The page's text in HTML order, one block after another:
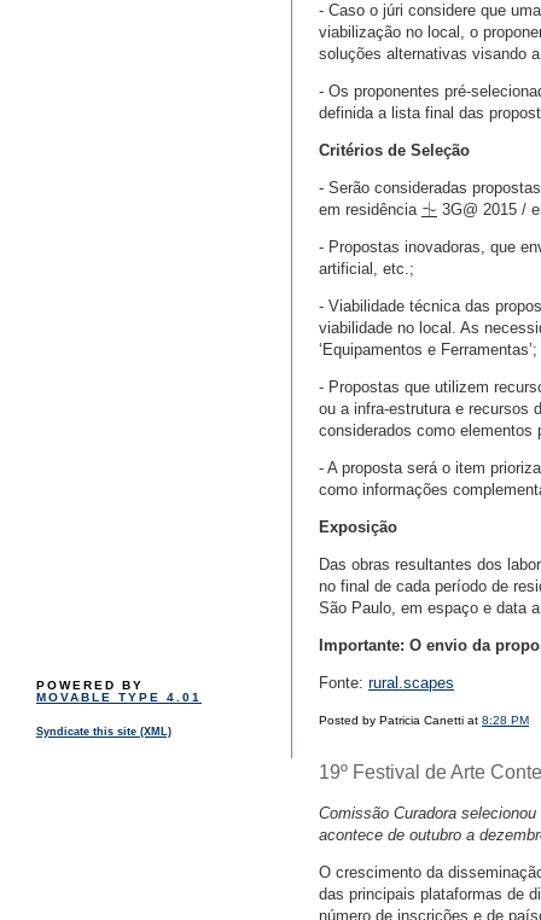
POWERED BY
MOVABLE TYPE 4.01
Syndicate this site (XML)
- Caso o júri considere que
viabilização no local, o
soluções alternativas visando
- Os proponentes pré-
definida a lista final das
Critérios de Seleção
- Serão consideradas
em residência ⏈ 3G@ 2015 /
- Propostas inovadoras, que
artificial, etc.;
- Viabilidade técnica das
viabilidade no local. As
‘Equipamentos e Ferramentas’;
- Propostas que utilizem
ou a infra-estrutura e recursos
considerados como elementos
- A proposta será o item
como informações
Exposição
Das obras resultantes dos
no final de cada período de
São Paulo, em espaço e data
Importante: O envio da
Fonte: rural.scapes
Posted by Patricia Canetti at 8:28 PM
19º Festival de Arte
Comissão Curadora
acontece de outubro a
O crescimento da
das principais plataformas de
número de inscrições e de